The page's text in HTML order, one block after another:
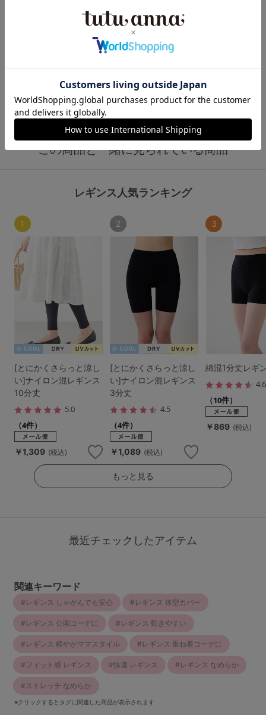
この商品と一緒に見られている商品
レギンス人気ランキング
1
[とにかくさらっと涼し
い]ナイロン混レギンス
10分丈
5.0
（4件）
￥1,309 (税込)
2
[とにかくさらっと涼し
い]ナイロン混レギンス
3分丈
4.5
（4件）
￥1,089 (税込)
3
綿混1分丈レギ
4.6
（10件）
￥869 (税込)
もっと見る
最近チェックしたアイテム
関連キーワード
レギンス しゃがんでも安心 レギンス 体型カバー
レギンス 公園コーデに レギンス 動きやすい
レギンス 軽やかママスタイル レギンス 重ね着コーデに
フィット感 レギンス 快適 レギンス レギンス なめらか
ストレッチ なめらか
※クリックするとタグに関連した商品が表示されます